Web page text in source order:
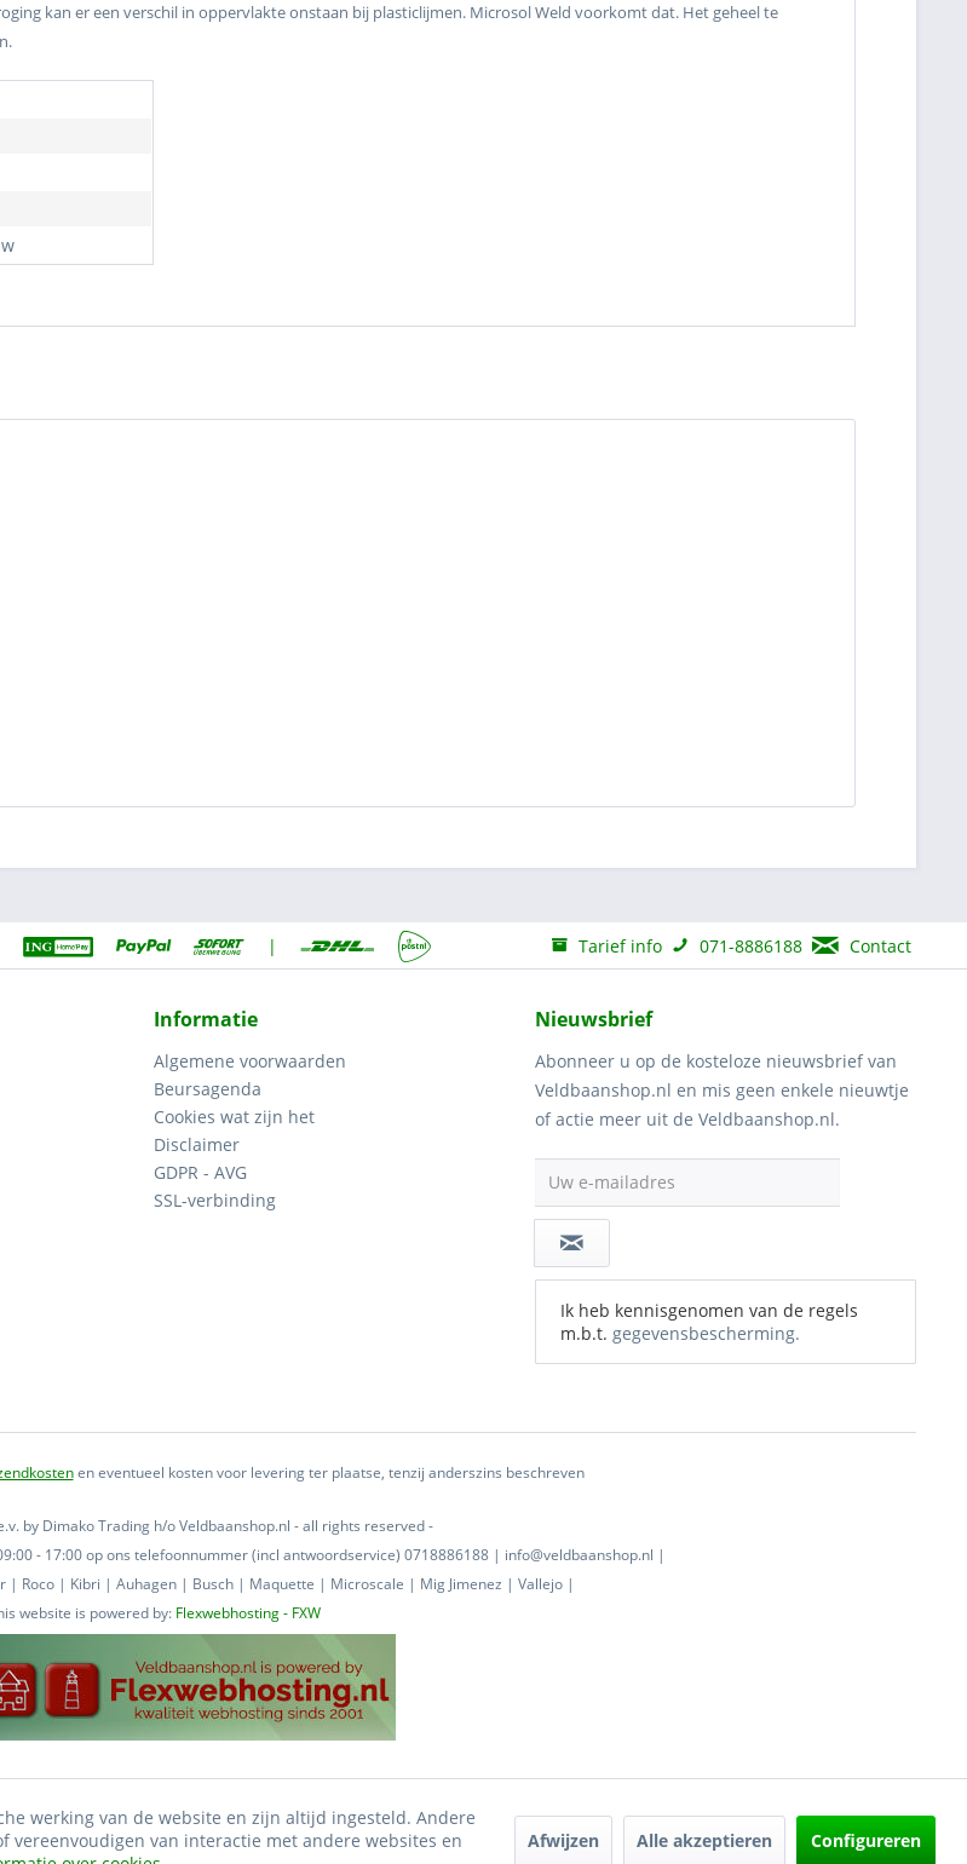
kan er een verschil in oppervlakte onstaan bij plasticlijmen. Microsol Weld voorkomt dat. Het geheel te
| Tarief info 071-8886188 Contact
Informatie
Algemene voorwaarden
Beursagenda
Cookies wat zijn het
Disclaimer
GDPR - AVG
SSL-verbinding
Nieuwsbrief
Abonneer u op de kosteloze nieuwsbrief van
Veldbaanshop.nl en mis geen enkele nieuwtje
of actie meer uit de Veldbaanshop.nl.
Uw e-mailadres
Ik heb kennisgenomen van de regels
m.b.t. gegevensbescherming.
en eventueel kosten voor levering ter plaatse, tenzij anderszins beschreven
by Dimako Trading h/o Veldbaanshop.nl - all rights reserved -
- 17:00 op ons telefoonnummer (incl antwoordservice) 0718886188 | info@veldbaanshop.nl |
| Roco | Kibri | Auhagen | Busch | Maquette | Microscale | Mig Jimenez | Vallejo |
website is powered by: Flexwebhosting - FXW
werking van de website en zijn altijd ingesteld. Andere
vereenvoudigen van interactie met andere websites en
Afwijzen Alle akzeptieren Configureren